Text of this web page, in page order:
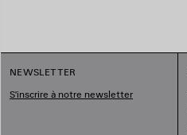
NEWSLETTER
S'inscrire à notre newsletter